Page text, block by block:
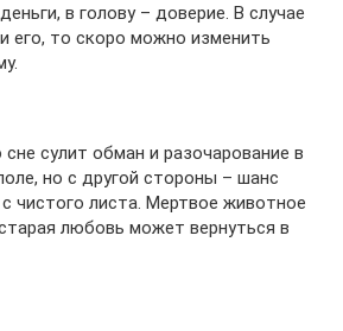
в голову – доверие. В случае
его, то скоро можно изменить
сулит обман и разочарование в
но с другой стороны – шанс
чистого листа. Мертвое животное
любовь может вернуться в